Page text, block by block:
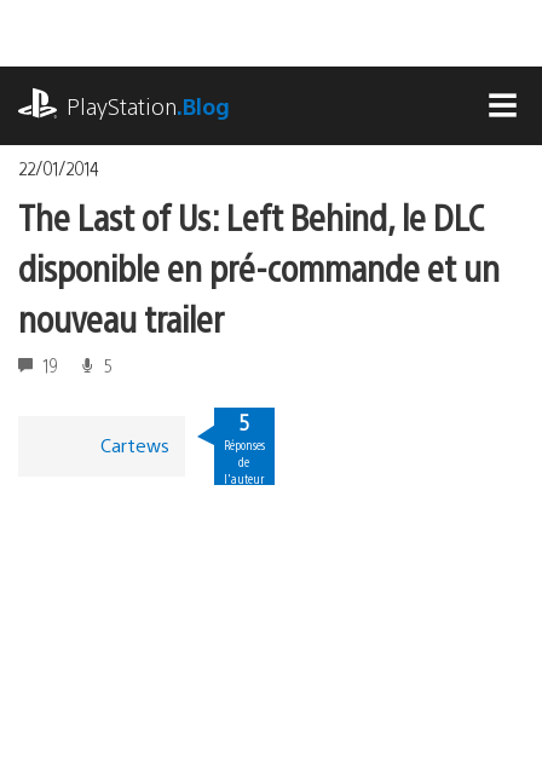
contenu
PlayStation.Blog
22/01/2014
The Last of Us: Left Behind, le DLC
disponible en pré-commande et un
nouveau trailer
19 5
Cartews
5
Réponses
de
l'auteur